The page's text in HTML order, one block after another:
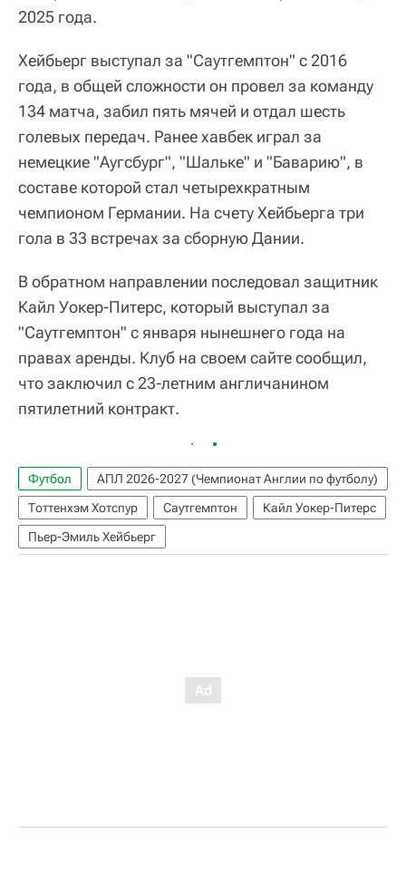
2025 года.
Хейбьерг выступал за "Саутгемптон" с 2016
года, в общей сложности он провел за команду
134 матча, забил пять мячей и отдал шесть
голевых передач. Ранее хавбек играл за
немецкие "Аугсбург", "Шальке" и "Баварию", в
составе которой стал четырехкратным
чемпионом Германии. На счету Хейбьерга три
гола в 33 встречах за сборную Дании.
В обратном направлении последовал защитник
Кайл Уокер-Питерс, который выступал за
"Саутгемптон" с января нынешнего года на
правах аренды. Клуб на своем сайте сообщил,
что заключил с 23-летним англичанином
пятилетний контракт.
Футбол
АПЛ 2026-2027 (Чемпионат Англии по футболу)
Тоттенхэм Хотспур
Саутгемптон
Кайл Уокер-Питерс
Пьер-Эмиль Хейбьерг